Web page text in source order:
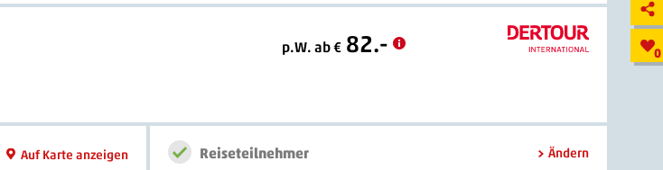
0
p.W. ab € 82.-
Auf Karte anzeigen Reiseteilnehmer Ändern